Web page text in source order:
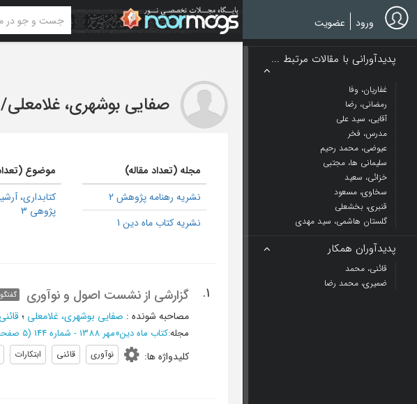
Skip
to
main
ورود عضویت
پدیدآورانی با مقالات مرتبط ...
غفاریان، وفا
رمضانی، رضا
آقایی، سید علی
مدرس، فخر
عیوضی، محمد رحیم
سلیمانی ها، مجتبی
خزائی، سعید
سخاوی، مسعود
قنبری، بخشعلی
گلستان هاشمی، سید مهدی
پدیدآوران همکار
قائنی، محمد
ضمیری، محمد رضا
صفایی بوشهری، غلامعلی/
مجله (تعداد مقاله)
نشریه رهنامه پژوهش 2
نشریه کتاب ماه دین 1
موضوع
كتابداری،
پژوهی 3
1. گزارشی از نشست اصول و نوآوری
مصاحبه شونده : صفایی بوشهری، غلامعلی ؛
مجله:کتاب ماه دین»مهر 1388 - شماره 144 (‎5 صفحه -
کلیدواژه ها: نوآوری قائنی ابتکارات